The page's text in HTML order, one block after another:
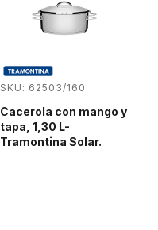
SKU: 62503/160
Cacerola con mango y
tapa, 1,30 L-
Tramontina Solar.